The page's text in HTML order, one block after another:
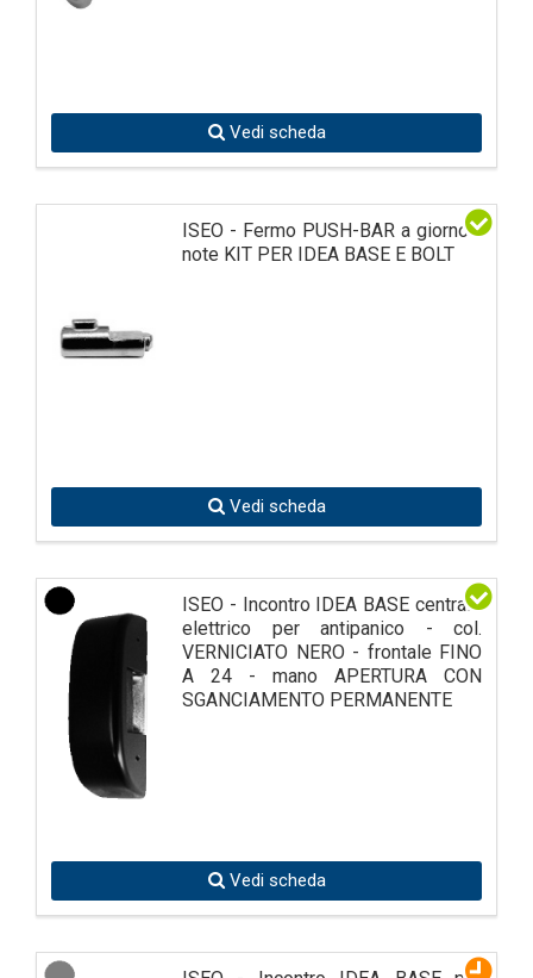
Vedi scheda
ISEO - Fermo PUSH-BAR a giorno -
note KIT PER IDEA BASE E BOLT
Vedi scheda
ISEO - Incontro IDEA BASE centrale
elettrico per antipanico - col.
VERNICIATO NERO - frontale FINO
A 24 - mano APERTURA CON
SGANCIAMENTO PERMANENTE
Vedi scheda